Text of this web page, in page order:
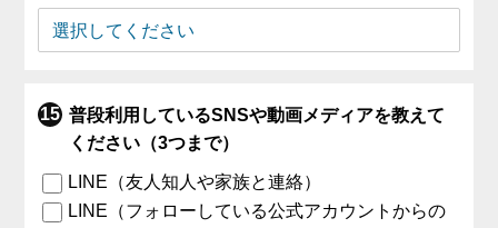
普段利用しているSNSや動画メディアを教えて
ください（3つまで）
LINE（友人知人や家族と連絡）
LINE（フォローしている公式アカウントからの